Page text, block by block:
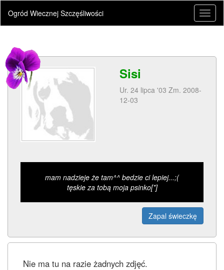
Ogród Wiecznej Szczęśliwości
Sisi
Ur. 24 lipca '03 Zm. 2008-
12-03
mam nadzieje że tam^^ bedzie ci lepiej...;(
tęskie za tobą moja psinko[*]
Zapal świeczkę
Nie ma tu na razie żadnych zdjęć.